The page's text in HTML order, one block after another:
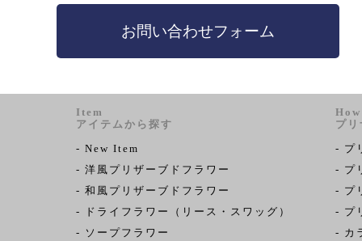
お問い合わせフォーム
Item
アイテムから探す
- New Item
- 洋風プリザーブドフラワー
- 和風プリザーブドフラワー
- ドライフラワー（リース・スワッグ）
- ソープフラワー
プ
- プ
- プ
- プ
- プ
- カ